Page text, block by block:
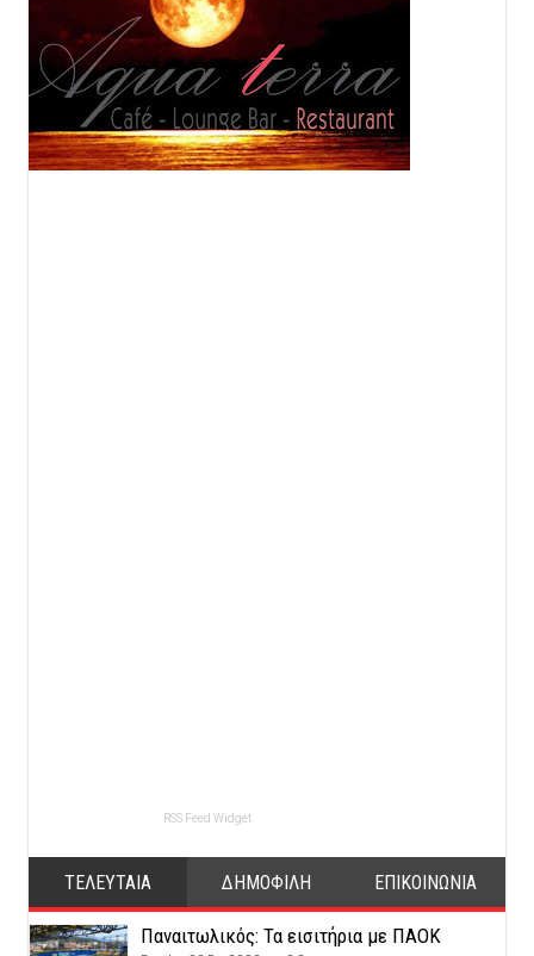
RSS Feed Widget
ΤΕΛΕΥΤΑΙΑ ΔΗΜΟΦΙΛΗ ΕΠΙΚΟΙΝΩΝΙΑ
Παναιτωλικός: Τα εισιτήρια με ΠΑΟΚ